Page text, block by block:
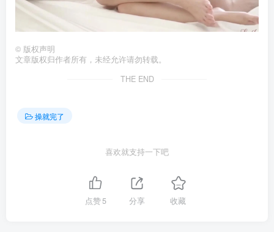
© 版权声明
文章版权归作者所有，未经允许请勿转载。
THE END
操就完了
喜欢就支持一下吧
点赞5 分享 收藏